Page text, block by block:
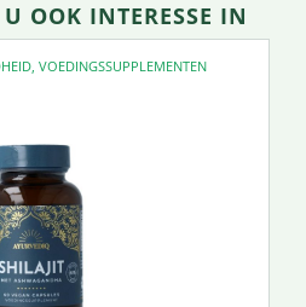
OOK INTERESSE IN
, VOEDINGSSUPPLEMENTEN